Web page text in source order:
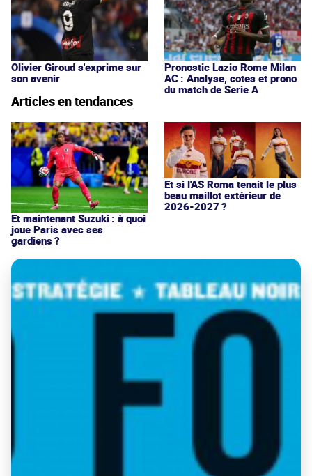
Olivier Giroud s'exprime sur
son avenir
Pronostic Lazio Rome Milan
AC : Analyse, cotes et prono
du match de Serie A
Articles en tendances
Et maintenant Suzuki : à quoi
joue Paris avec ses
gardiens ?
Et si l'AS Roma tenait le plus
beau maillot extérieur de
2026-2027 ?